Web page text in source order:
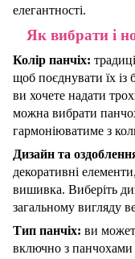
елегантності.
Як вибрати і
Колір панчіх:
щоб поєднувати їх із
ви хочете надати
можна вибрати
гармоніюватиме з
Дизайн та
декоративні
вишивка. Виберіть
загальному вигляду
Тип панчіх: ви
включно з панчохами